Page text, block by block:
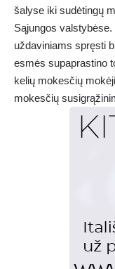
šalyse iki sudėtingų
Sąjungos
uždaviniams spręsti
esmės supaprastino
kelių mokesčių
mokesčių